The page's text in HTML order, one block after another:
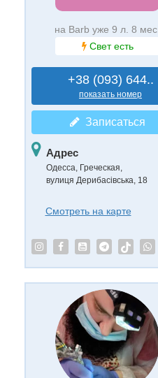
на Barb уже 9 л. 8 мес.
Свет есть
+38 (093) 644..
показать номер
Записаться
Адрес
Одесса, Греческая,
вулиця Дерибасівська, 18
Смотреть на карте